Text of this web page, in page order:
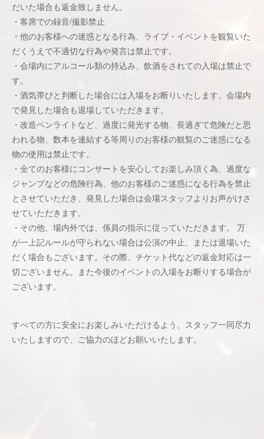
だいた場合も返金致しません。
・客席での録音/撮影禁止
・他のお客様への迷惑となる行為、ライブ・イベントを観覧いた
だくうえで不適切な行為や発言は禁止です。
・会場内にアルコール類の持込み、飲酒をされての入場は禁止で
す。
・酒気帯びと判断した場合には入場をお断りいたします。会場内
で発見した場合も退場していただきます。
・改造ペンライトなど、過度に発光する物、長過ぎて危険だと思
われる物、数本を連結する等周りのお客様の観覧のご迷惑になる
物の使用は禁止です。
・全てのお客様にコンサートを安心してお楽しみ頂く為、過度な
ジャンプなどの危険行為、他のお客様のご迷惑になる行為を禁止
とさせていただき、発見した場合は会場スタッフよりお声がけさ
せていただきます。
・その他、場内外では、係員の指示に従っていただきます。 万
が一上記ルールが守られない場合は公演の中止、または退場いた
だく場合もございます。その際、チケット代などの返金対応は一
切ございません。また今後のイベントの入場をお断りする場合が
ございます。
すべての方に安全にお楽しみいただけるよう、スタッフ一同尽力
いたしますので、ご協力のほどお願いいたします。